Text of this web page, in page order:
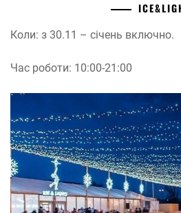
Коли: з 30.11 – січень включно.
Час роботи: 10:00-21:00